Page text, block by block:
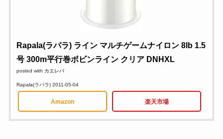
Rapala(ラパラ) ライン マルチゲームナイロン 8lb 1.5
号 300m平行巻ボビンライン クリア DNHXL
posted with カエレバ
Rapala(ラパラ) 2011-05-04
Amazon 楽天市場